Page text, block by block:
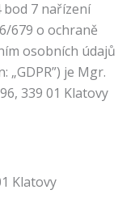
7 nařízení
679 o ochraně
osobních údajů
je Mgr.
339 01 Klatovy
Klatovy